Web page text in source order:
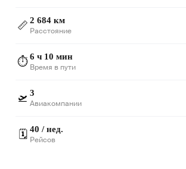
📏 2 684 км
Расстояние
⏱️6 ч 10 мин
Время в пути
🛫 3
Авиакомпании
🗓️ 40 / нед.
Рейсов